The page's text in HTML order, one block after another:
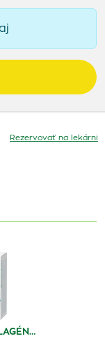
Rezervovať na lekárni